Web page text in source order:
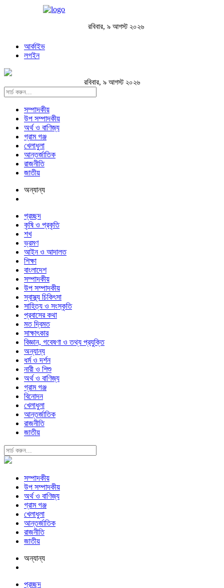
আর্কাইভ
লগইন
রবিবার, ৯ আগস্ট ২০২৬
রবিবার, ৯ আগস্ট ২০২৬
সম্পাদকীয়
উপ সম্পাদকীয়
অর্থ ও বাণিজ্য
গ্রাম গঞ্জ
খেলাধুলা
আন্তর্জাতিক
রাজনীতি
জাতীয়
অন্যান্য
প্রচ্ছদ
কৃষি ও প্রকৃতি
শখ
ভ্রমণ
আইন ও আদালত
শিক্ষা
বাংলাদেশ
সম্পাদকীয়
উপ সম্পাদকীয়
স্বাস্থ্য চিকিৎসা
সাহিত্য ও সংস্কৃতি
প্রবাসের কথা
মত দ্বিমত
সাক্ষাৎকার
বিজ্ঞান, গবেষণা ও তথ্য প্রযুক্তি
অন্যান্য
ধর্ম ও দর্শন
নারী ও শিশু
অর্থ ও বাণিজ্য
গ্রাম গঞ্জ
বিনোদন
খেলাধুলা
আন্তর্জাতিক
রাজনীতি
জাতীয়
সম্পাদকীয়
উপ সম্পাদকীয়
অর্থ ও বাণিজ্য
গ্রাম গঞ্জ
খেলাধুলা
আন্তর্জাতিক
রাজনীতি
জাতীয়
অন্যান্য
প্রচ্ছদ